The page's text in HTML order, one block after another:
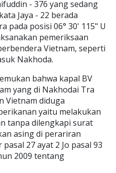
- 376 yang sedang
Jaya - 22 berada
pada posisi 06° 30' 115" U
pemeriksaan
Vietnam, seperti
Nakhoda.
bahwa kapal BV
yang di Nakhodai Tra
Vietnam diduga
yaitu melakukan
tanpa dilengkapi surat
asing di perariran
27 ayat 2 Jo pasal 93
2009 tentang